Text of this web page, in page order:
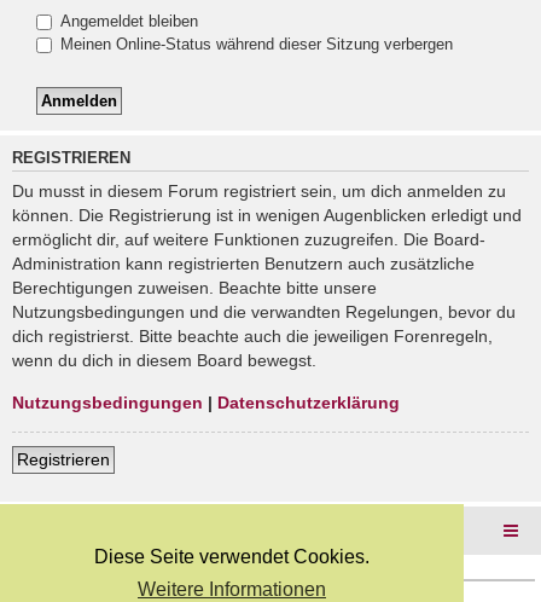
Diese Seite verwendet Cookies.
Weitere Informationen
Angemeldet bleiben
Meinen Online-Status während dieser Sitzung verbergen
REGISTRIEREN
Du musst in diesem Forum registriert sein, um dich anmelden zu
können. Die Registrierung ist in wenigen Augenblicken erledigt und
ermöglicht dir, auf weitere Funktionen zuzugreifen. Die Board-
Administration kann registrierten Benutzern auch zusätzliche
Berechtigungen zuweisen. Beachte bitte unsere
Nutzungsbedingungen und die verwandten Regelungen, bevor du
dich registrierst. Bitte beachte auch die jeweiligen Forenregeln,
wenn du dich in diesem Board bewegst.
Nutzungsbedingungen | Datenschutzerklärung
Registrieren